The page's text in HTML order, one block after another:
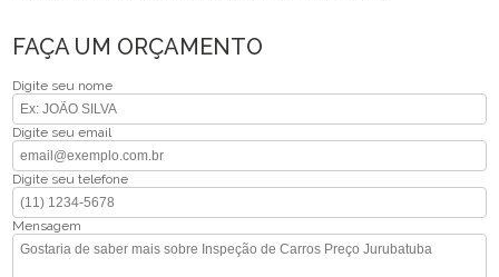
FAÇA UM ORÇAMENTO
Digite seu nome
Digite seu email
Digite seu telefone
Mensagem